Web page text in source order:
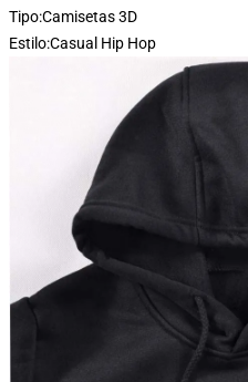
Tipo:Camisetas 3D
Estilo:Casual Hip Hop